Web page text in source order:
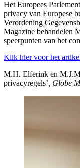
Het Europees
privacy van Europese
Verordening
Magazine behandelen
speerpunten van het
Klik hier voor het artikel
M.H. Elferink en
privacyregels’ , Globe